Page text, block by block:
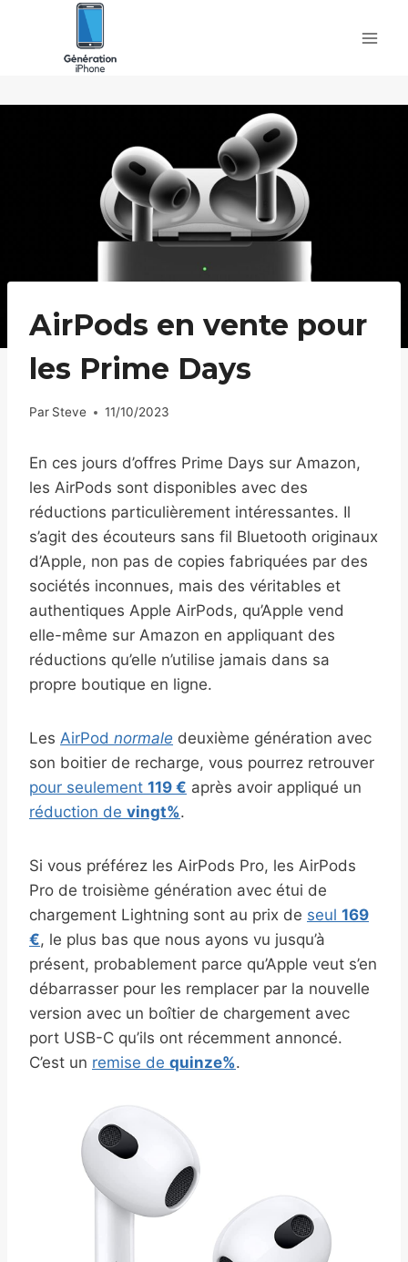
AirPods en vente pour
les Prime Days
Par Steve 11/10/2023
En ces jours d’offres Prime Days sur Amazon,
les AirPods sont disponibles avec des
réductions particulièrement intéressantes. Il
s’agit des écouteurs sans fil Bluetooth originaux
d’Apple, non pas de copies fabriquées par des
sociétés inconnues, mais des véritables et
authentiques Apple AirPods, qu’Apple vend
elle-même sur Amazon en appliquant des
réductions qu’elle n’utilise jamais dans sa
propre boutique en ligne.
Les AirPod normale deuxième génération avec
son boitier de recharge, vous pourrez retrouver
pour seulement 119 € après avoir appliqué un
réduction de vingt%.
Si vous préférez les AirPods Pro, les AirPods
Pro de troisième génération avec étui de
chargement Lightning sont au prix de seul 169
€, le plus bas que nous ayons vu jusqu’à
présent, probablement parce qu’Apple veut s’en
débarrasser pour les remplacer par la nouvelle
version avec un boîtier de chargement avec
port USB-C qu’ils ont récemment annoncé.
C’est un remise de quinze%.